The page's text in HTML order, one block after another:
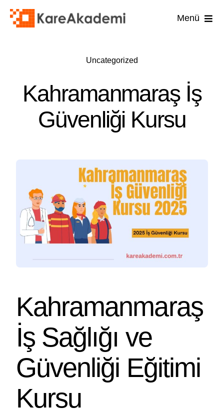
Skip
Menü
Uncategorized
Kahramanmaraş İş
Güvenliği Kursu
Kahramanmaraş
İş Sağlığı ve
Güvenliği Eğitimi
Kursu